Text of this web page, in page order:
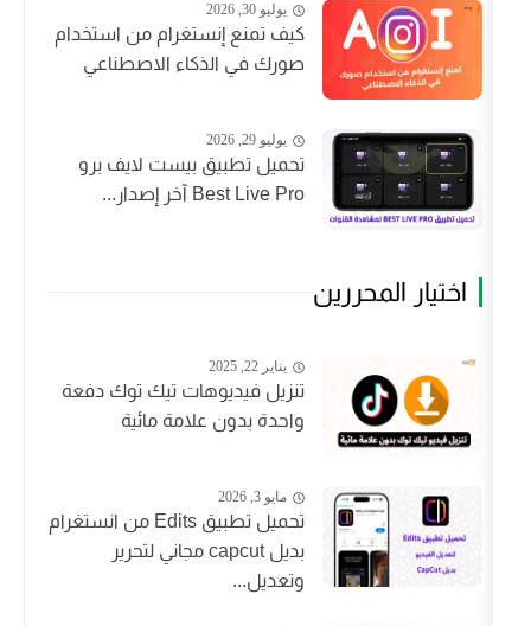
يوليو 30, 2026
كيف تمنع إنستغرام من استخدام
صورك في الذكاء الاصطناعي
يوليو 29, 2026
تحميل تطبيق بيست لايف برو
Best Live Pro آخر إصدار...
تنزيل فيديوهات تيك توك دفعة
واحدة بدون علامة مائية
مايو 3, 2026
تحميل تطبيق Edits من انستغرام
بديل capcut مجاني لتحرير
وتعديل...